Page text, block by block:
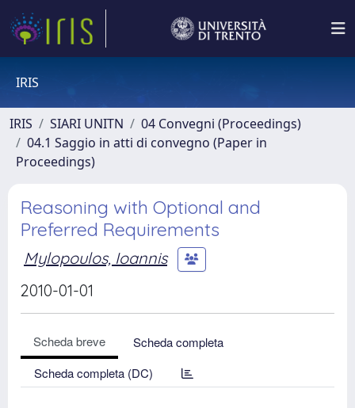
IRIS
IRIS SIARI UNITN
04 Convegni (Proceedings)
04.1 Saggio in atti di convegno (Paper in
Proceedings)
Reasoning with Optional and
Preferred Requirements
Mylopoulos, Ioannis
2010-01-01
Scheda breve
Scheda completa
Scheda completa (DC)